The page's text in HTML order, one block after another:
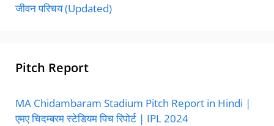
जीवन परिचय (Updated)
Pitch Report
MA Chidambaram Stadium Pitch Report in Hindi |
एमए चिदम्बरम स्टेडियम पिच रिपोर्ट | IPL 2024